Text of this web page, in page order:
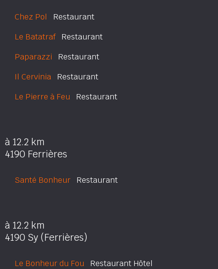
Chez Pol Restaurant
Le BatatrafRestaurant
Paparazzi Restaurant
Il Cervinia Restaurant
Le Pierre à Feu Restaurant
à 12.2 km
4190 Ferrières
Santé Bonheur Restaurant
à 12.2 km
4190 Sy (Ferrières)
Le Bonheur du Fou Restaurant Hôtel